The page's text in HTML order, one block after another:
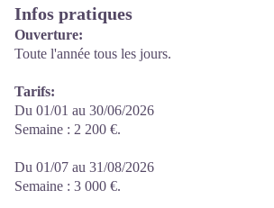
Infos pratiques
Ouverture:
Toute l'année tous les jours.
Tarifs:
Du 01/01 au 30/06/2026
Semaine : 2 200 €.
Du 01/07 au 31/08/2026
Semaine : 3 000 €.